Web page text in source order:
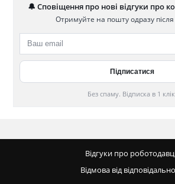
🔔 Сповіщення про нові відгуки про
Отримуйте на пошту одразу після
Без спаму. Відписка в 1
Відгуки про
Відмова від